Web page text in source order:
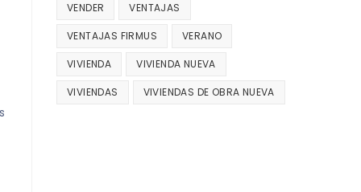
VENDER VENTAJAS
VENTAJAS FIRMUS VERANO
VIVIENDA VIVIENDA NUEVA
VIVIENDAS VIVIENDAS DE OBRA NUEVA